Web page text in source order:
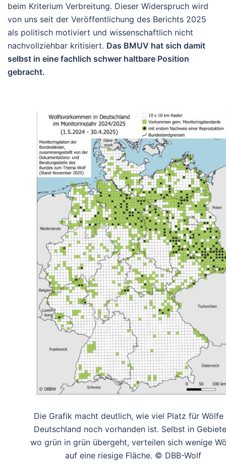
beim Kriterium Verbreitung. Dieser Widerspruch wird
von uns seit der Veröffentlichung des Berichts 2025
als politisch motiviert und wissenschaftlich nicht
nachvollziehbar kritisiert. Das BMUV hat sich damit
selbst in eine fachlich schwer haltbare Position
gebracht.
Die Grafik macht deutlich, wie viel Platz für Wölfe
Deutschland noch vorhanden ist. Selbst in
wo grün in grün übergeht, verteilen sich wenige
auf eine riesige Fläche. © DBB-Wolf